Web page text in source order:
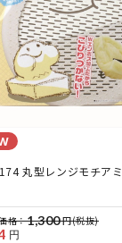
丸型レンジモチア
格：1,300円(税抜)
円